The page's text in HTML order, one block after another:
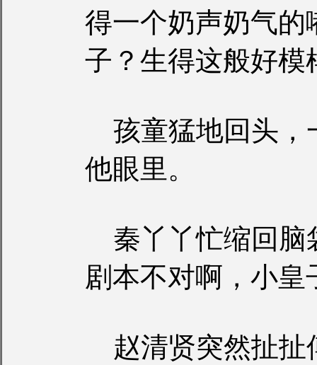
得一个奶声奶气的
子？生得这般好
孩童猛地回头，
他眼里。
秦丫丫忙缩回脑
剧本不对啊，小
赵清贤突然扯扯